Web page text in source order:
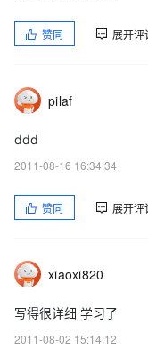
与上图对比，把下载项
回到下载网页，即可下载
在http://
mysql_manager
把刚刚下载的
子文件夹upload中
将物理路径指向
赞同 展开评
pilaf
ddd
2011-08-16 16:34:34
赞同 展开评
xiaoxi820
写得很详细 学习了
2011-08-02 15:14:12